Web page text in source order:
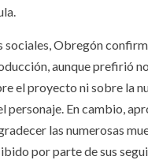
sociales, Obregón
aunque prefirió
el proyecto ni sobre la
personaje. En cambio,
las numerosas
por parte de sus